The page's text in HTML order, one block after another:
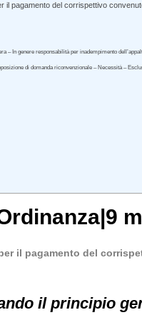
pagamento del corrispettivo
– In genere responsabilità per inadempimento
di domanda riconvenzionale – Necessità –
il pagamento del
il principio